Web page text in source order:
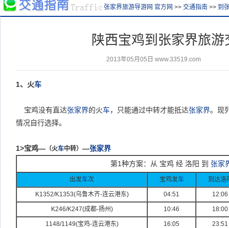
张家界旅游导游网 官方网 >> 交通指南 >> 到
陕西宝鸡到张家界旅游
2013年05月05日 www.33519.com
1、火车
宝鸡没有直达张家界的火车，只能通过中转才能抵达张家界。现
情况自行选择。
1>宝鸡— （火车中转） —张家界
第1种方案：从 宝鸡 经 洛阳 到 张家
出发车次 宝鸡发车 到达洛
K1352/K1353(乌鲁木齐-连云港东) 04:51 12:06
K246/K247(成都-扬州) 10:46 18:00
1148/1149(宝鸡-连云港东) 16:05 23:51